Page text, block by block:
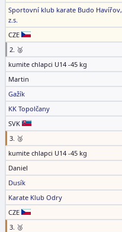
Sportovní klub karate Budo Havířov,
z.s.
CZE
2. 🥈
kumite chlapci U14 -45 kg
Martin
Gažík
KK Topolčany
SVK
3. 🥉
kumite chlapci U14 -45 kg
Daniel
Dusík
Karate Klub Odry
CZE
3. 🥉